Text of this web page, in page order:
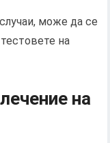
може да се
на
на